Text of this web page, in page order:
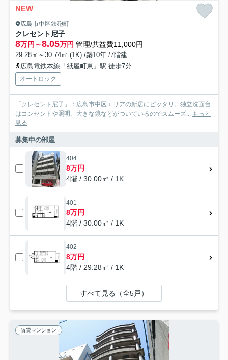
NEW
広島市中区鉄砲町
クレセント尼子
8万円～8.05万円 管理/共益費11,000円
29.28㎡～30.74㎡ (1K) /築10年 /7階建
広島電鉄本線「紙屋町東」駅 徒歩7分
オートロック
「クレセント尼子」：広島市中区エリアの新居にピッタリ。独立洗面台
はコンセントや照明、大きな鏡などがついているのでスムーズ...
もっと
見る
募集中の部屋
404
8万円
4階 / 30.00㎡ / 1K
401
8万円
4階 / 30.00㎡ / 1K
402
8万円
4階 / 29.28㎡ / 1K
すべて見る（全5戸）
賃貸マンション